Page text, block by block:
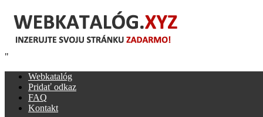
"
Webkatalóg
Pridať odkaz
FAQ
Kontakt